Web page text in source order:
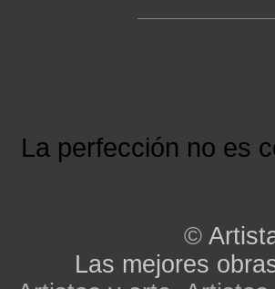
La perfección no es
©
Las mejores